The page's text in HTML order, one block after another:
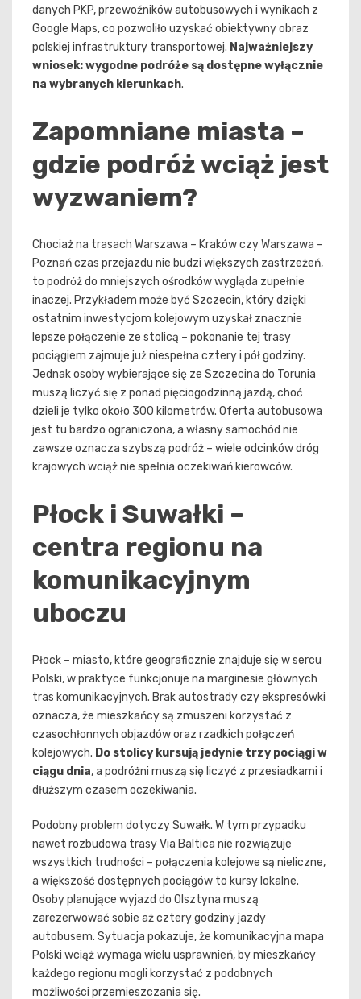
danych PKP, przewoźników autobusowych i wynikach z
Google Maps, co pozwoliło uzyskać obiektywny obraz
polskiej infrastruktury transportowej. Najważniejszy
wniosek: wygodne podróże są dostępne wyłącznie
na wybranych kierunkach.
Zapomniane miasta –
gdzie podróż wciąż jest
wyzwaniem?
Chociaż na trasach Warszawa – Kraków czy Warszawa –
Poznań czas przejazdu nie budzi większych zastrzeżeń,
to podrόż do mniejszych ośrodków wygląda zupełnie
inaczej. Przykładem może być Szczecin, który dzięki
ostatnim inwestycjom kolejowym uzyskał znacznie
lepsze połączenie ze stolicą – pokonanie tej trasy
pociągiem zajmuje już niespełna cztery i pół godziny.
Jednak osoby wybierające się ze Szczecina do Torunia
muszą liczyć się z ponad pięciogodzinną jazdą, choć
dzieli je tylko około 300 kilometrów. Oferta autobusowa
jest tu bardzo ograniczona, a własny samochód nie
zawsze oznacza szybszą podróż – wiele odcinków dróg
krajowych wciąż nie spełnia oczekiwań kierowców.
Płock i Suwałki –
centra regionu na
komunikacyjnym
uboczu
Płock – miasto, które geograficznie znajduje się w sercu
Polski, w praktyce funkcjonuje na marginesie głównych
tras komunikacyjnych. Brak autostrady czy ekspresówki
oznacza, że mieszkańcy są zmuszeni korzystać z
czasochłonnych objazdów oraz rzadkich połączeń
kolejowych. Do stolicy kursują jedynie trzy pociągi w
ciągu dnia, a podróżni muszą się liczyć z przesiadkami i
dłuższym czasem oczekiwania.
Podobny problem dotyczy Suwałk. W tym przypadku
nawet rozbudowa trasy Via Baltica nie rozwiązuje
wszystkich trudności – połączenia kolejowe są nieliczne,
a większość dostępnych pociągów to kursy lokalne.
Osoby planujące wyjazd do Olsztyna muszą
zarezerwować sobie aż cztery godziny jazdy
autobusem. Sytuacja pokazuje, że komunikacyjna mapa
Polski wciąż wymaga wielu usprawnień, by mieszkańcy
każdego regionu mogli korzystać z podobnych
możliwości przemieszczania się.